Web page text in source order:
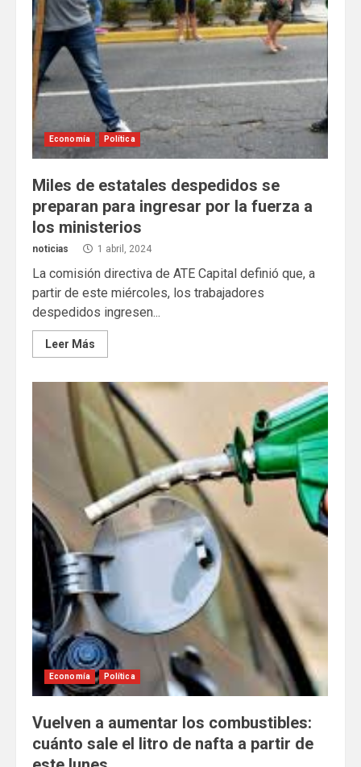
Economía Política
Miles de estatales despedidos se
preparan para ingresar por la fuerza a
los ministerios
noticias 1 abril, 2024
La comisión directiva de ATE Capital definió que, a
partir de este miércoles, los trabajadores
despedidos ingresen...
Leer Más
Economía Política
Vuelven a aumentar los combustibles:
cuánto sale el litro de nafta a partir de